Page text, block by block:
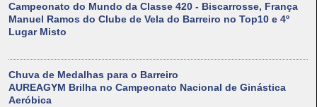
Campeonato do Mundo da Classe 420 - Biscarrosse, França
Manuel Ramos do Clube de Vela do Barreiro no Top10 e 4º
Lugar Misto
Chuva de Medalhas para o Barreiro
AUREAGYM Brilha no Campeonato Nacional de Ginástica
Aeróbica